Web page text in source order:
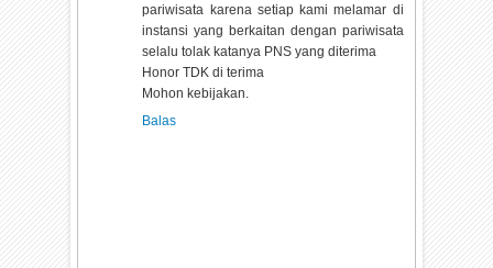
pariwisata karena setiap kami melamar di
instansi yang berkaitan dengan pariwisata
selalu tolak katanya PNS yang diterima
Honor TDK di terima
Mohon kebijakan.
Balas